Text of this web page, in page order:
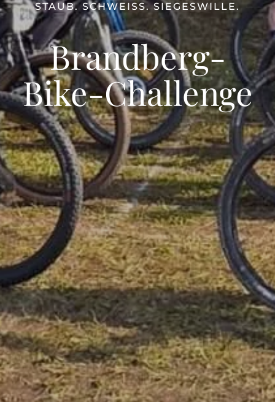
STAUB. SCHWEISS. SIEGESWILLE.
Brandberg-
Bike-Challenge